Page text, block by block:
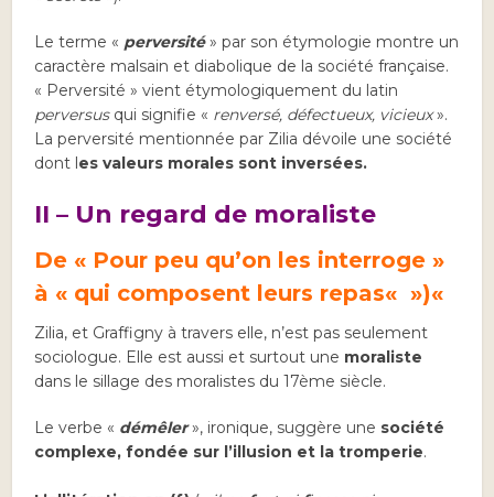
Le terme « perversité» par son étymologie montre un
caractère malsain et diabolique de la société française.
« Perversité » vient étymologiquement du latin
perversusqui signifie « renversé, défectueux, vicieux».
La perversité mentionnée par Zilia dévoile une société
dont les valeurs morales sont inversées.
II – Un regard de moraliste
De « Pour peu qu’on les interroge »
à « qui composent leurs repas« »)«
Zilia, et Graffigny à travers elle, n’est pas seulement
sociologue. Elle est aussi et surtout une moraliste
dans le sillage des moralistes du 17ème siècle.
Le verbe « démêler», ironique, suggère une société
complexe, fondée sur l’illusion et la tromperie.